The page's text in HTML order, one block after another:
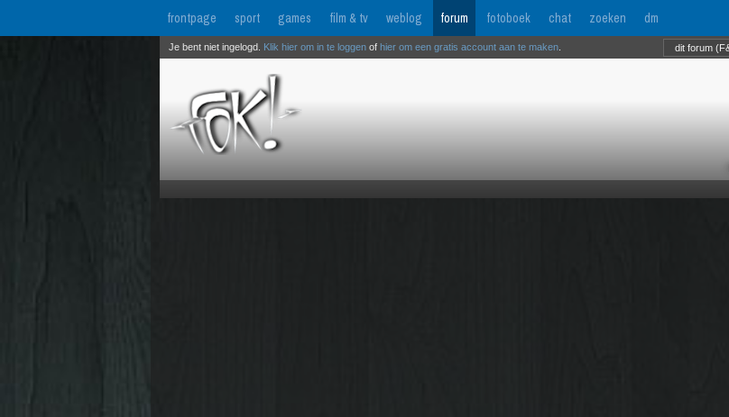
frontpage sport games film & tv weblog forum fotoboek chat zoeken dm
Je bent niet ingelogd. Klik hier om in te loggen of hier om een gratis account aan te maken